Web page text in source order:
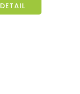
DETAIL